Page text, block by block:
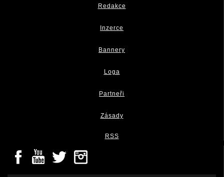
Redakce
Inzerce
Bannery
Loga
Partneři
Zásady
RSS